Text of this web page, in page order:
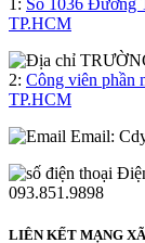
TP.HCM
2: Công viên phần
TP.HCM
Email:
093.851.9898
LIÊN KẾT MẠNG